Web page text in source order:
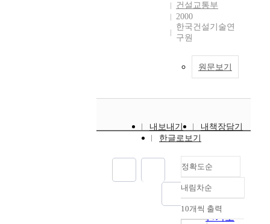
건설교통부
2000
한국건설기술연
구원
원문보기
내보내기
내책장담기
한글로보기
정확도순
정확도
순
인기도
내림차순
내림차순
10개씩 출력